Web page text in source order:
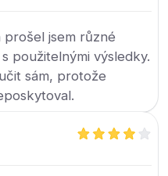
prošel jsem různé
použitelnými výsledky.
sám, protože